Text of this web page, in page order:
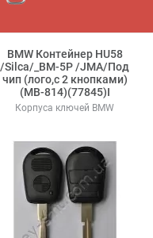
BMW Контейнер HU58
/Silca/_BM-5P /JMA/Под
чип (лого,с 2 кнопками)
(MB-814)(77845)I
Корпуса ключей BMW